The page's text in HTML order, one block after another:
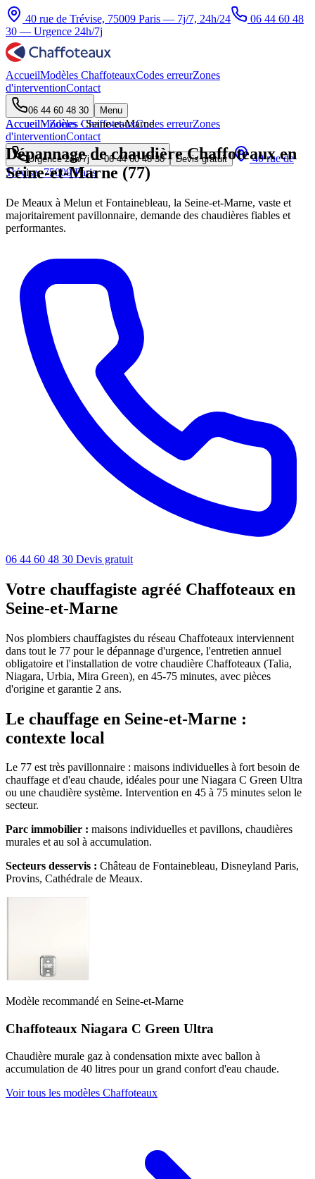
40 rue de Trévise, 75009 Paris — 7j/7, 24h/24
06 44 60 48
30 — Urgence 24h/7j
AccueilModèles ChaffoteauxCodes erreurZones
d'interventionContact
06 44 60 48 30 Menu
AccueilModèles ChaffoteauxCodes erreurZones
d'interventionContact
Urgence 24h/7j —06 44 60 48 30 Devis gratuit
40 rue de
Trévise, 75009 Paris
Accueil·Zones·Seine-et-Marne
Dépannage de chaudière Chaffoteaux en
Seine-et-Marne (77)
De Meaux à Melun et Fontainebleau, la Seine-et-Marne, vaste et
majoritairement pavillonnaire, demande des chaudières fiables et
performantes.
06 44 60 48 30 Devis gratuit
Votre chauffagiste agréé Chaffoteaux en
Seine-et-Marne
Nos plombiers chauffagistes du réseau Chaffoteaux interviennent
dans tout le 77 pour le dépannage d'urgence, l'entretien annuel
obligatoire et l'installation de votre chaudière Chaffoteaux (Talia,
Niagara, Urbia, Mira Green), en 45-75 minutes, avec pièces
d'origine et garantie 2 ans.
Le chauffage en Seine-et-Marne :
contexte local
Le 77 est très pavillonnaire : maisons individuelles à fort besoin de
chauffage et d'eau chaude, idéales pour une Niagara C Green Ultra
ou une chaudière système. Intervention en 45 à 75 minutes selon le
secteur.
Parc immobilier : maisons individuelles et pavillons, chaudières
murales et au sol à accumulation.
Secteurs desservis : Château de Fontainebleau, Disneyland Paris,
Provins, Cathédrale de Meaux.
Modèle recommandé en Seine-et-Marne
Chaffoteaux Niagara C Green Ultra
Chaudière murale gaz à condensation mixte avec ballon à
accumulation de 40 litres pour un grand confort d'eau chaude.
Voir tous les modèles Chaffoteaux